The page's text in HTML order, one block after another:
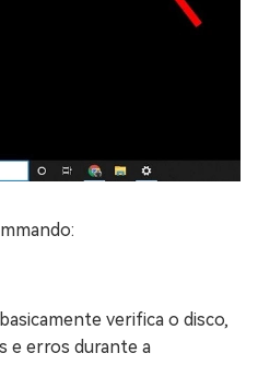
verifica o disco,
e erros durante a